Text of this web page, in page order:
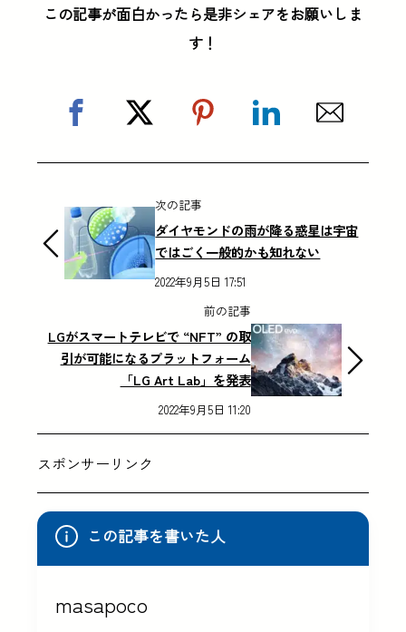
この記事が面白かったら是非シェアをお願いしま
す！
次の記事
ダイヤモンドの雨が降る惑星は宇宙
ではごく一般的かも知れない
2022年9月5日 17:51
前の記事
LGがスマートテレビで “NFT” の取
引が可能になるプラットフォーム
「LG Art Lab」を発表
2022年9月5日 11:20
スポンサーリンク
この記事を書いた人
masapoco